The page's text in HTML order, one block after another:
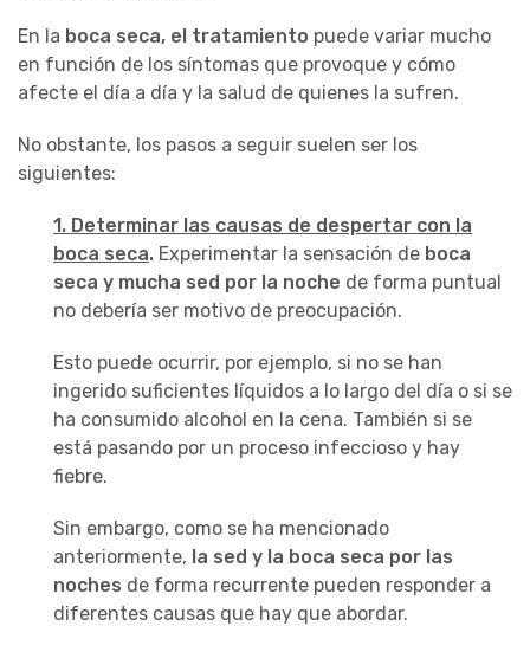
En la boca seca, el tratamiento puede variar mucho
en función de los síntomas que provoque y cómo
afecte el día a día y la salud de quienes la sufren.
No obstante, los pasos a seguir suelen ser los
siguientes:
1. Determinar las causas de despertar con la
boca seca. Experimentar la sensación de boca
seca y mucha sed por la noche de forma puntual
no debería ser motivo de preocupación.
Esto puede ocurrir, por ejemplo, si no se han
ingerido suficientes líquidos a lo largo del día o si se
ha consumido alcohol en la cena. También si se
está pasando por un proceso infeccioso y hay
fiebre.
Sin embargo, como se ha mencionado
anteriormente, la sed y la boca seca por las
noches de forma recurrente pueden responder a
diferentes causas que hay que abordar.